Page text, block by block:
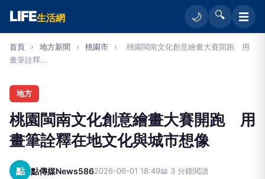
LIFE生活網 🌙 🔍 ☰
首頁 › 地方新聞 › 桃園市 ›
桃園閩南文化創意繪畫大賽開跑 用
畫筆詮釋...
地方
桃園閩南文化創意繪畫大賽開跑 用
畫筆詮釋在地文化與城市想像
點 點傳媒News5862026-06-01 18:49📖 3 分鐘閱讀